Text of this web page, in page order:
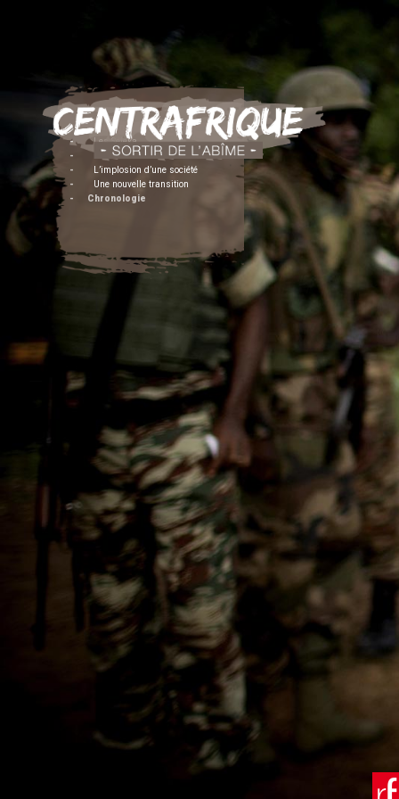
-
L'urgence d'un État
-
Les Seleka
-
Les Anti-balaka
-
L’implosion d’une société
-
Une nouvelle transition
- Chronologie